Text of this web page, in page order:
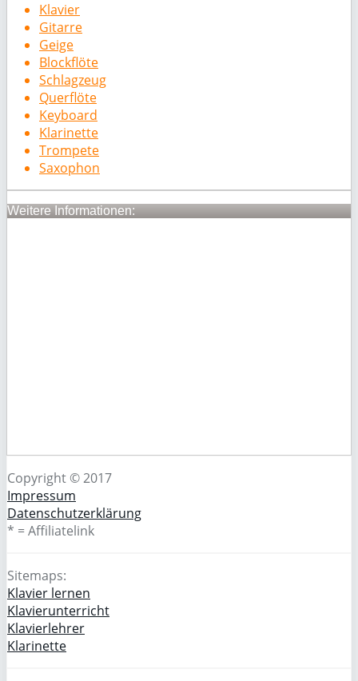
Klavier
Gitarre
Geige
Blockflöte
Schlagzeug
Querflöte
Keyboard
Klarinette
Trompete
Saxophon
Weitere Informationen:
Copyright © 2017
Impressum
Datenschutzerklärung
* = Affiliatelink
Sitemaps:
Klavier lernen
Klavierunterricht
Klavierlehrer
Klarinette